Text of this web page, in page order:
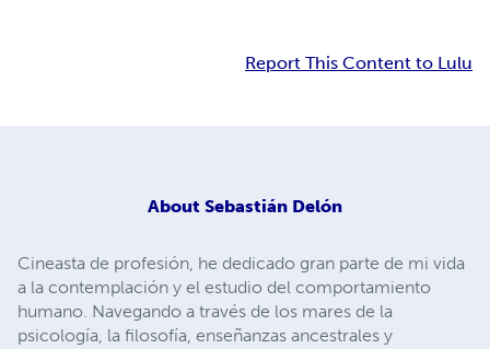
Report This Content to Lulu
About Sebastián Delón
Cineasta de profesión, he dedicado gran parte de mi vida
a la contemplación y el estudio del comportamiento
humano. Navegando a través de los mares de la
psicología, la filosofía, enseñanzas ancestrales y